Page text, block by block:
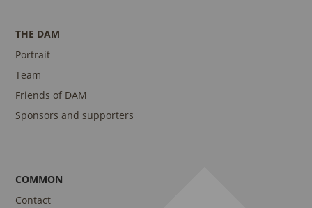
THE DAM
Portrait
Team
Friends of DAM
Sponsors and supporters
COMMON
Contact